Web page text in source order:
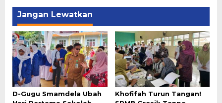
Jangan Lewatkan
D-Gugu Smamdela Ubah
Khofifah Turun Tangan!